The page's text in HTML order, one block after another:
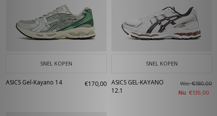
SNEL KOPEN
ASICS Gel-Kayano 14 €170,00
SNEL KOPEN
ASICS GEL-KAYANO
12.1
Was€180,00
Nu €135,00